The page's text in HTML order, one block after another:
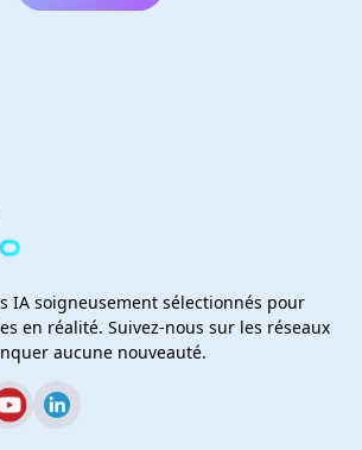
IA soigneusement sélectionnés pour
en réalité. Suivez-nous sur les réseaux
aucune nouveauté.